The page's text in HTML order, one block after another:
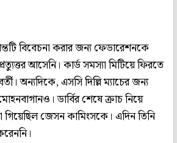
বিবেচনা করার জন্য ফেডারেশনকে
আসেনি। কার্ড সমস্যা মিটিয়ে ফিরতে
অন্যদিকে, এসসি দিল্লি ম্যাচের জন্য
ডার্বির শেষে ক্রাচ নিয়ে
গিয়েছিল জেসন কামিংসকে। এদিন তিনি